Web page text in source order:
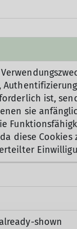
ist,
sie
da diese
shown